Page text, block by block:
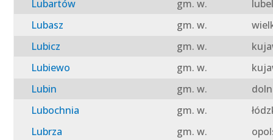
Lubartów gm. w.
Lubasz
gm. w.
Lubicz
gm. w.
Lubiewo
gm. w.
Lubin
gm. w.
Lubochnia
gm. w.
Lubrza
gm. w.